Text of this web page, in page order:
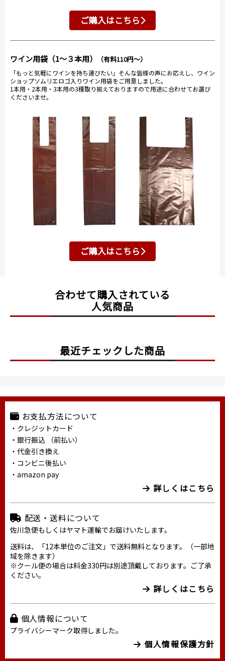
ご購入はこちら
ワイン用袋（1～３本用） （有料110円～）
「もっと気軽にワインを持ち運びたい」そんな皆様の声にお応えし、ワイン
ショップソムリエロゴ入りワイン用袋をご用意しました。
1本用・2本用・3本用の3種取り揃えておりますので用途に合わせてお選び
くださいませ。
ご購入はこちら
合わせて購入されている
人気商品
最近チェックした商品
お支払方法について
・クレジットカード
・銀行振込 （前払い）
・代金引き換え
・コンビニ後払い
・amazon pay
詳しくはこちら
配送・送料について
佐川急便もしくはヤマト運輸でお届けいたします。
送料は、「12本単位のご注文」で送料無料となります。（一部地
域を除きます）
※クール便の場合は料金330円は別途頂戴しております。ご了承
ください。
詳しくはこちら
個人情報について
プライバシーマーク取得しました。
個人情報保護方針